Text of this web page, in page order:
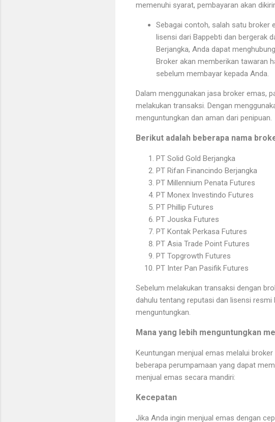
memenuhi syarat, pembayaran akan
Sebagai contoh, salah satu broker
lisensi dari Bappebti dan bergerak
Berjangka, Anda dapat
Broker akan memberikan tawaran
sebelum membayar kepada Anda.
Dalam menggunakan jasa broker emas,
melakukan transaksi. Dengan
menguntungkan dan aman dari penipuan.
Berikut adalah beberapa nama
PT Solid Gold Berjangka
PT Rifan Financindo Berjangka
PT Millennium Penata Futures
PT Monex Investindo Futures
PT Phillip Futures
PT Jouska Futures
PT Kontak Perkasa Futures
PT Asia Trade Point Futures
PT Topgrowth Futures
PT Inter Pan Pasifik Futures
Sebelum melakukan transaksi dengan
dahulu tentang reputasi dan lisensi
menguntungkan.
Mana yang lebih menguntungkan
Keuntungan menjual emas melalui
beberapa perumpamaan yang dapat
menjual emas secara mandiri:
Kecepatan
Jika Anda ingin menjual emas dengan